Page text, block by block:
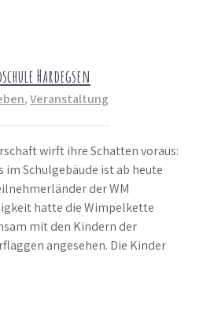
Hardegsen
,Veranstaltung
wirft ihre Schatten voraus:
im Schulgebäude ist ab heute
der WM
hatte die Wimpelkette
mit den Kindern der
angesehen. Die Kinder